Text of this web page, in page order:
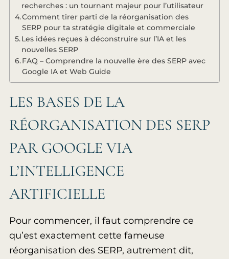
recherches : un tournant majeur pour l’utilisateur
Comment tirer parti de la réorganisation des
SERP pour ta stratégie digitale et commerciale
Les idées reçues à déconstruire sur l’IA et les
nouvelles SERP
FAQ – Comprendre la nouvelle ère des SERP avec
Google IA et Web Guide
LES BASES DE LA
RÉORGANISATION DES SERP
PAR GOOGLE VIA
L’INTELLIGENCE
ARTIFICIELLE
Pour commencer, il faut comprendre ce
qu’est exactement cette fameuse
réorganisation des SERP, autrement dit,